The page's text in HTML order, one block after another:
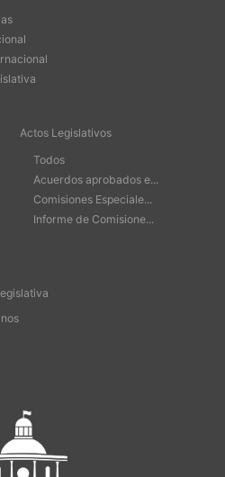
Actos Legislativos
Todos
Acuerdos aprobados e...
Comisiones Especiale...
Informe de Comisione...